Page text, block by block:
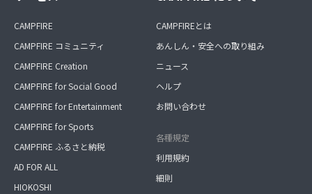
CAMPFIRE
CAMPFIRE コミュニティ
CAMPFIRE Creation
CAMPFIRE for Social Good
CAMPFIRE for Entertainment
CAMPFIRE for Sports
CAMPFIRE ふるさと納税
AD FOR ALL
HIOKOSHI
CAMPFIREとは
あんしん・安全への取り組み
ニュース
ヘルプ
お問い合わせ
各種規定
利用規約
細則